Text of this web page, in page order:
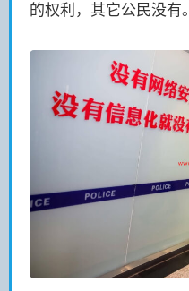
的权利，其它公民没有。